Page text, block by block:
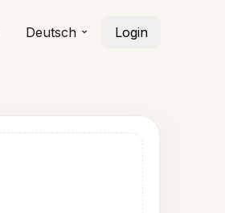
Deutsch Login